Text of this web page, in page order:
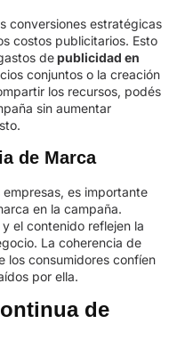
conversiones estratégicas
costos publicitarios. Esto
depublicidad en
conjuntos o la creación
los recursos, podés
sin aumentar
de Marca
es importante
en la campaña.
el contenido reflejen la
La coherencia de
los consumidores confíen
por ella.
de